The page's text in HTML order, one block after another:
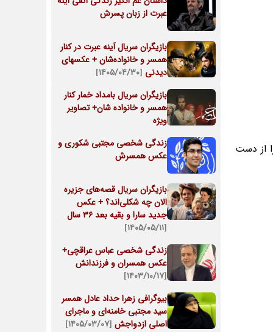
از دست
عبرت از زبان پسرش
بازیگران سریال آینه عبرت در کنار
همسر و خانواده‌شان + عکسهای
دیدنی [۱۴۰۵/۰۴/۳۰]
بازیگران سریال بامداد خمار کنار
همسر و خانواده شان+ تصاویر
ویژه
زندگی شخصی مجتبی شکوری و
عکس همسرش
بازیگران سریال قصه‌های جزیره
الان چه شکلی‌اند؟ + عکس
جدید سارا و بقیه بعد 36 سال
[۱۴۰۵/۰۵/۱۱]
زندگی شخصی عباس عراقچی+
عکس همسران و فرزندانش
[۱۴۰۳/۱۰/۱۷]
بیوگرافی زهرا حداد عادل همسر
سید مجتبی خامنه‌ای و ماجرای
اصلی ازدواجش [۱۴۰۵/۰۳/۰۷]